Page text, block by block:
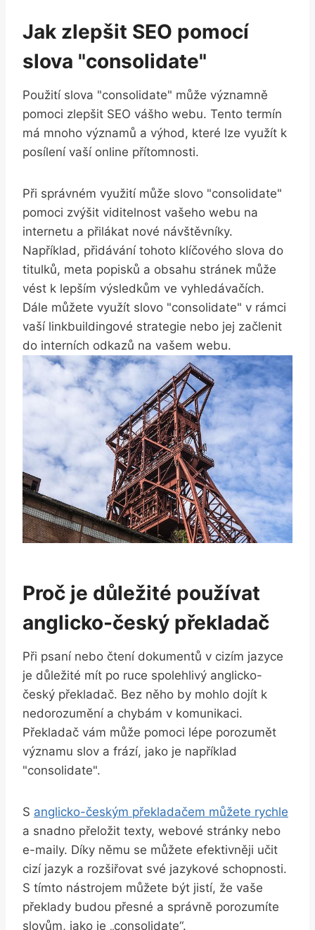
Jak zlepšit SEO pomocí
slova "consolidate"
Použití slova "consolidate" může významně
pomoci zlepšit SEO vášho webu. Tento termín
má mnoho významů a výhod, které lze využít k
posílení vaší online přítomnosti.
Při správném využití může slovo "consolidate"
pomoci zvýšit viditelnost vašeho webu na
internetu a přilákat nové návštěvníky.
Například, přidávání tohoto klíčového slova do
titulků, meta popisků a obsahu stránek může
vést k lepším výsledkům ve vyhledávačích.
Dále můžete využít slovo "consolidate" v rámci
vaší linkbuildingové strategie nebo jej začlenit
do interních odkazů na vašem webu.
Proč je důležité používat
anglicko-český překladač
Při psaní nebo čtení dokumentů v cizím jazyce
je důležité mít po ruce spolehlivý anglicko-
český překladač. Bez něho by mohlo dojít k
nedorozumění a chybám v komunikaci.
Překladač vám může pomoci lépe porozumět
významu slov a frází, jako je například
"consolidate".
S anglicko-českým překladačem můžete rychle
a snadno přeložit texty, webové stránky nebo
e-maily. Díky němu se můžete efektivněji učit
cizí jazyk a rozšiřovat své jazykové schopnosti.
S tímto nástrojem můžete být jistí, že vaše
překlady budou přesné a správně porozumíte
slovům, jako je „consolidate“.